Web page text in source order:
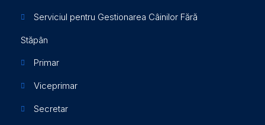
Serviciul pentru Gestionarea Câinilor Fără
Stăpân
Primar
Viceprimar
Secretar